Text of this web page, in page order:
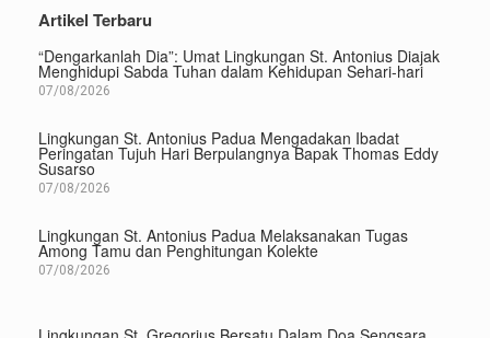
Artikel Terbaru
“Dengarkanlah Dia”: Umat Lingkungan St. Antonius Diajak
Menghidupi Sabda Tuhan dalam Kehidupan Sehari-hari
07/08/2026
Lingkungan St. Antonius Padua Mengadakan Ibadat
Peringatan Tujuh Hari Berpulangnya Bapak Thomas Eddy
Susarso
07/08/2026
Lingkungan St. Antonius Padua Melaksanakan Tugas
Among Tamu dan Penghitungan Kolekte
07/08/2026